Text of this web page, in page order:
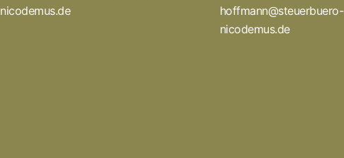
nicodemus.de
hoffmann@steuerbuero-
nicodemus.de